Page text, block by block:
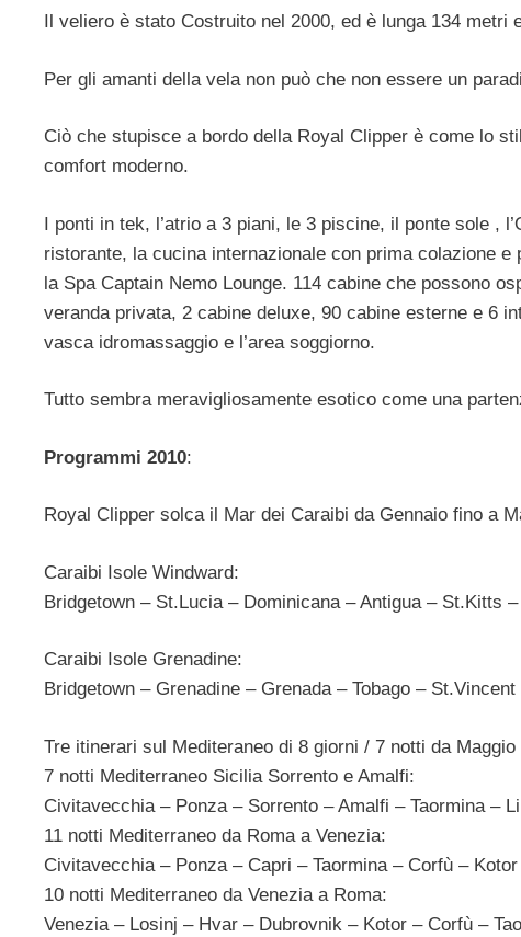
Il veliero è stato Costruito nel 2000, ed è lunga 134 metri
Per gli amanti della vela non può che non essere un
Ciò che stupisce a bordo della Royal Clipper è come lo
comfort moderno.
I ponti in tek, l’atrio a 3 piani, le 3 piscine, il ponte sole ,
ristorante, la cucina internazionale con prima colazione
la Spa Captain Nemo Lounge. 114 cabine che possono
veranda privata, 2 cabine deluxe, 90 cabine esterne e 6
vasca idromassaggio e l’area soggiorno.
Tutto sembra meravigliosamente esotico come una
Programmi 2010:
Royal Clipper solca il Mar dei Caraibi da Gennaio fino a
Caraibi Isole Windward:
Bridgetown – St.Lucia – Dominicana – Antigua – St.Kitts
Caraibi Isole Grenadine:
Bridgetown – Grenadine – Grenada – Tobago –
Tre itinerari sul Mediteraneo di 8 giorni / 7 notti da Maggio
7 notti Mediterraneo Sicilia Sorrento e Amalfi:
Civitavecchia – Ponza – Sorrento – Amalfi – Taormina –
11 notti Mediterraneo da Roma a Venezia:
Civitavecchia – Ponza – Capri – Taormina – Corfù –
10 notti Mediterraneo da Venezia a Roma:
Venezia – Losinj – Hvar – Dubrovnik – Kotor – Corfù –